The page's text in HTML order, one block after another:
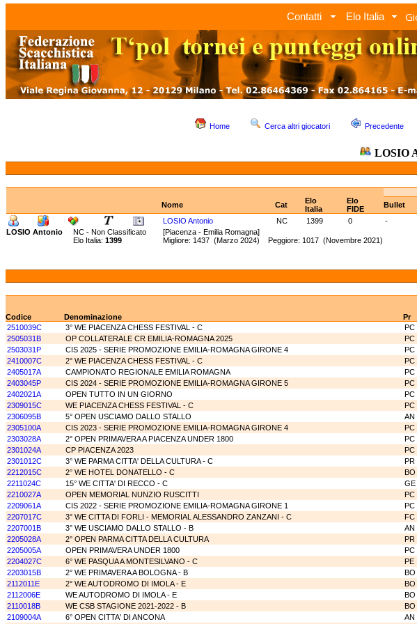
Contatti Elo Italia
Home Cerca altri giocatori Precedente
LOSIO
Nome
Cat
Elo
Italia
Elo
FIDE
Bullet
LOSIO Antonio
NC 1399 0 -
LOSIO Antonio
NC - Non Classificato [Piacenza - Emilia Romagna]
Elo Italia: 1399 Migliore: 1437 (Marzo 2024) Peggiore: 1017 (Novembre 2021)
Codice
Denominazione Pr
2510039C
3° WE PIACENZA CHESS FESTIVAL - C PC
2505031B
OP COLLATERALE CR EMILIA-ROMAGNA 2025 PC
2503031P
CIS 2025 - SERIE PROMOZIONE EMILIA-ROMAGNA GIRONE 4 PC
2410007C
2° WE PIACENZA CHESS FESTIVAL - C PC
2405017A
CAMPIONATO REGIONALE EMILIA ROMAGNA PC
2403045P
CIS 2024 - SERIE PROMOZIONE EMILIA-ROMAGNA GIRONE 5 PC
2402021A
OPEN TUTTO IN UN GIORNO PC
2309015C
WE PIACENZA CHESS FESTIVAL - C PC
2306095B
5° OPEN USCIAMO DALLO STALLO AN
2305100A
CIS 2023 - SERIE PROMOZIONE EMILIA-ROMAGNA GIRONE 4 PC
2303028A
2° OPEN PRIMAVERA A PIACENZA UNDER 1800 PC
2301024A
CP PIACENZA 2023 PC
2301012C
3° WE PARMA CITTA' DELLA CULTURA - C PR
2212015C
2° WE HOTEL DONATELLO - C BO
2211024C
15° WE CITTA' DI RECCO - C GE
2210027A
OPEN MEMORIAL NUNZIO RUSCITTI PC
2209061A
CIS 2022 - SERIE PROMOZIONE EMILIA-ROMAGNA GIRONE 1 PC
2207017C
3° WE CITTA DI FORLI - MEMORIAL ALESSANDRO ZANZANI - C FC
2207001B
3° WE USCIAMO DALLO STALLO - B AN
2205028A
2° OPEN PARMA CITTA DELLA CULTURA PR
2205005A
OPEN PRIMAVERA UNDER 1800 PC
2204027C
6° WE PASQUA A MONTESILVANO - C PE
2203015B
2° WE PRIMAVERA A BOLOGNA - B BO
2112011E
2° WE AUTODROMO DI IMOLA - E BO
2112006E
WE AUTODROMO DI IMOLA - E BO
2110018B
WE CSB STAGIONE 2021-2022 - B BO
2109004A
6° OPEN CITTA' DI ANCONA AN